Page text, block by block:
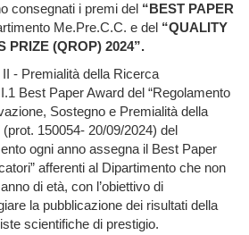
consegnati i premi del “BEST PAPER
Me.Pre.C.C. e del “QUALITY
PRIZE (QROP) 2024”.
- Premialità della Ricerca
Best Paper Award del “Regolamento
Sostegno e Premialità della
150054- 20/09/2024) del
ogni anno assegna il Best Paper
afferenti al Dipartimento che non
di età, con l’obiettivo di
la pubblicazione dei risultati della
scientifiche di prestigio.